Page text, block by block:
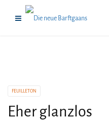
FEUILLETON
Eher glanzlos